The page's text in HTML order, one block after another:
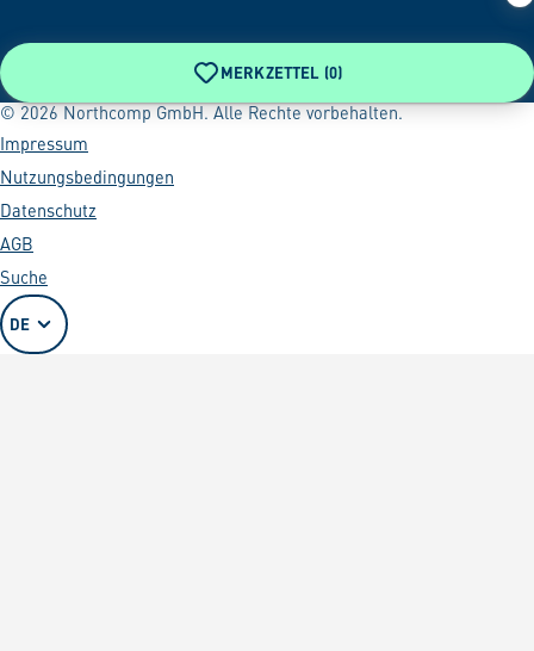
MERKZETTEL (0)
© 2026 Northcomp GmbH. Alle Rechte vorbehalten.
Impressum
Nutzungsbedingungen
Datenschutz
AGB
Suche
DE